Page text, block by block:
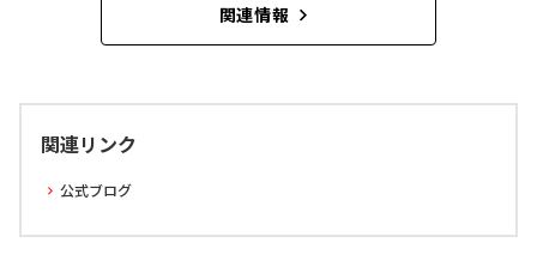
関連情報
関連リンク
公式ブログ